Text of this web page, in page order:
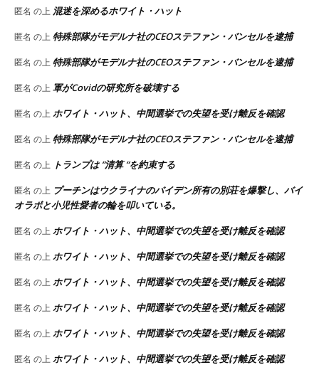
匿名 の上 混迷を深めるホワイト・ハット
匿名 の上 特殊部隊がモデルナ社のCEOステファン・バンセルを逮捕
匿名 の上 特殊部隊がモデルナ社のCEOステファン・バンセルを逮捕
匿名 の上 軍がCovidの研究所を破壊する
匿名 の上 ホワイト・ハット、中間選挙での失望を受け離反を確認
匿名 の上 特殊部隊がモデルナ社のCEOステファン・バンセルを逮捕
匿名 の上 トランプは “清算 “を約束する
匿名 の上 プーチンはウクライナのバイデン所有の別荘を爆撃し、バイ
オラボと小児性愛者の輪を叩いている。
匿名 の上 ホワイト・ハット、中間選挙での失望を受け離反を確認
匿名 の上 ホワイト・ハット、中間選挙での失望を受け離反を確認
匿名 の上 ホワイト・ハット、中間選挙での失望を受け離反を確認
匿名 の上 ホワイト・ハット、中間選挙での失望を受け離反を確認
匿名 の上 ホワイト・ハット、中間選挙での失望を受け離反を確認
匿名 の上 ホワイト・ハット、中間選挙での失望を受け離反を確認